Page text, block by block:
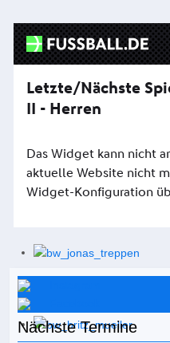
Nächste Termine